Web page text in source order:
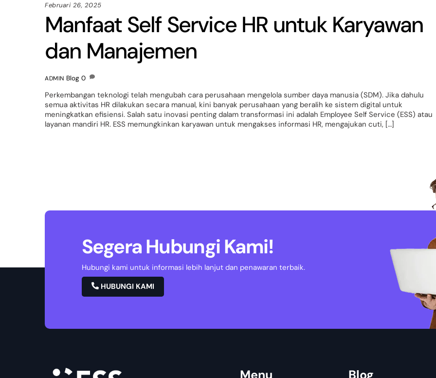
Februari 26, 2025
Manfaat Self Service HR untuk Karyawan
dan Manajemen
ADMIN Blog 0
Perkembangan teknologi telah mengubah cara perusahaan mengelola sumber daya manusia (SDM). Jika dahulu
semua aktivitas HR dilakukan secara manual, kini banyak perusahaan yang beralih ke sistem digital untuk
meningkatkan efisiensi. Salah satu inovasi penting dalam transformasi ini adalah Employee Self Service (ESS) atau
layanan mandiri HR. ESS memungkinkan karyawan untuk mengakses informasi HR, mengajukan cuti, […]
Segera Hubungi Kami!
Hubungi kami untuk informasi lebih lanjut dan penawaran terbaik.
HUBUNGI KAMI